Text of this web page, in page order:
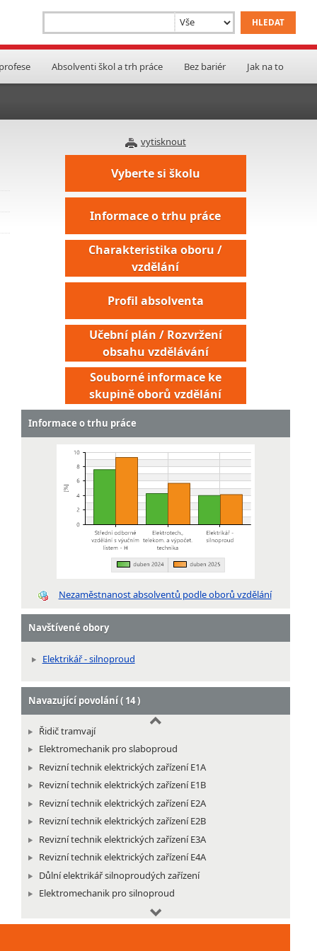
Absolventi škol a trh práce Bez bariér Jak na to
vytisknout
Vyberte si školu
Informace o trhu práce
Charakteristika oboru /
vzdělání
Profil absolventa
Učební plán / Rozvržení
obsahu vzdělávání
Souborné informace ke
skupině oborů vzdělání
Informace o trhu práce
Nezaměstnanost absolventů podle oborů vzdělání
Navštívené obory
Elektrikář - silnoproud
Navazující povolání ( 14 )
Montér inteligentních elektroinstalací
Montér izolovaných vedení
Montér dobíjecích stanic pro elektromobily
Řidič tramvají
Elektromechanik pro slaboproud
Revizní technik elektrických zařízení E1A
Revizní technik elektrických zařízení E1B
Revizní technik elektrických zařízení E2A
Revizní technik elektrických zařízení E2B
Revizní technik elektrických zařízení E3A
Revizní technik elektrických zařízení E4A
Důlní elektrikář silnoproudých zařízení
Elektromechanik pro silnoproud
Montér inteligentních elektroinstalací